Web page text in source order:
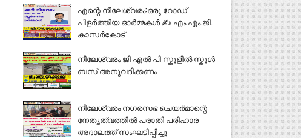
എന്റെ നീലേശ്വരം:ഒരു റോഡ്
പിളർത്തിയ ഓർമ്മകൾ ✍️ എം.എം.ജി.
കാസർകോട്
നീലേശ്വരം ജി എൽ പി സ്കൂളിൽ സ്കൂൾ
ബസ് അനുവദിക്കണം
നീലേശ്വരം നഗരസഭ ചെയർമാന്റെ
നേതൃത്വത്തിൽ പരാതി പരിഹാര
അദാലത്ത് സംഘടിപ്പിച്ചു